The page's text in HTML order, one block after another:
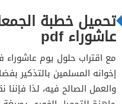
تحميل خطبة
عاشوراء pdf
مع اقتراب حلول يوم
إخوانه المسلمين بالتذكير
والعمل الصالح فيه، لذا